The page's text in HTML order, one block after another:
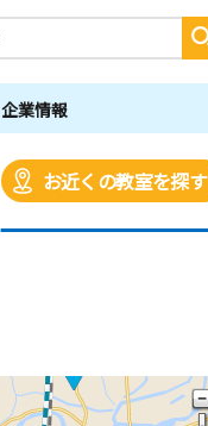
企業情報
お近くの教室を探す